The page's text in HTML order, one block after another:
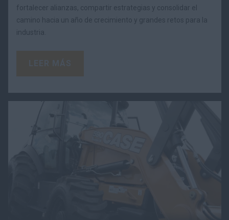
fortalecer alianzas, compartir estrategias y consolidar el
camino hacia un año de crecimiento y grandes retos para la
industria.